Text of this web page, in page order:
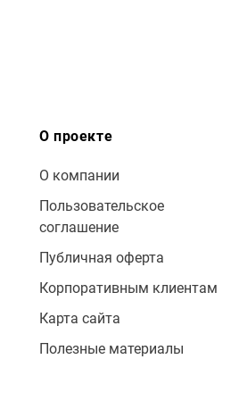
О проекте
О компании
Пользовательское
соглашение
Публичная оферта
Корпоративным клиентам
Карта сайта
Полезные материалы